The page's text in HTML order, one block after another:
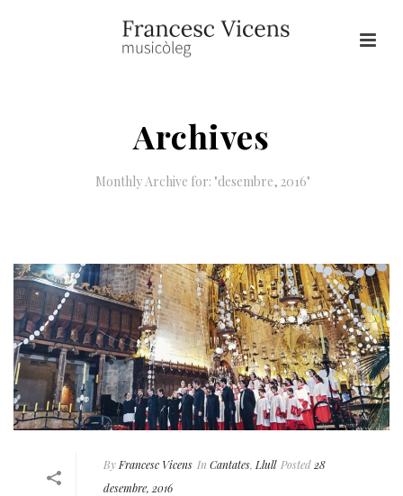
Archives
Monthly Archive for: "desembre, 2016"
By Francesc Vicens In Cantates, Llull Posted 28
desembre, 2016